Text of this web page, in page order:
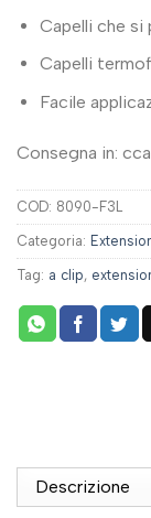
Capelli che si
Capelli
Facile
Consegna in:
COD: 8090-F3L
Categoria:
Tag: a clip,